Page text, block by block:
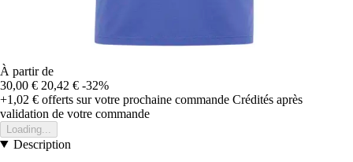
À partir de
30,00 € 20,42 € -32%
+1,02 € offerts sur votre prochaine commande Crédités après
validation de votre commande
Loading...
Description